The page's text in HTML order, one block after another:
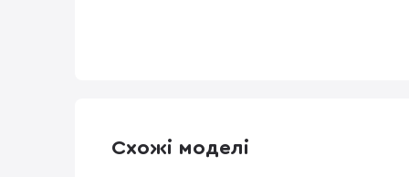
Схожі моделі